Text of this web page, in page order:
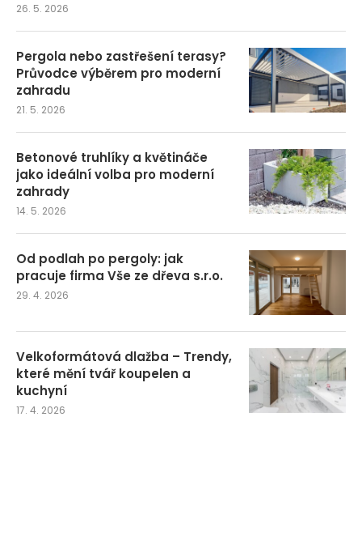
26. 5. 2026
Pergola nebo zastřešení terasy?
Průvodce výběrem pro moderní
zahradu
21. 5. 2026
Betonové truhlíky a květináče
jako ideální volba pro moderní
zahrady
14. 5. 2026
Od podlah po pergoly: jak
pracuje firma Vše ze dřeva s.r.o.
29. 4. 2026
Velkoformátová dlažba – Trendy,
které mění tvář koupelen a
kuchyní
17. 4. 2026